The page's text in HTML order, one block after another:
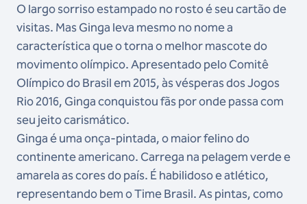
O largo sorriso estampado no rosto é seu cartão de
visitas. Mas Ginga leva mesmo no nome a
característica que o torna o melhor mascote do
movimento olímpico. Apresentado pelo Comitê
Olímpico do Brasil em 2015, às vésperas dos Jogos
Rio 2016, Ginga conquistou fãs por onde passa com
seu jeito carismático.
Ginga é uma onça-pintada, o maior felino do
continente americano. Carrega na pelagem verde e
amarela as cores do país. É habilidoso e atlético,
representando bem o Time Brasil. As pintas, como